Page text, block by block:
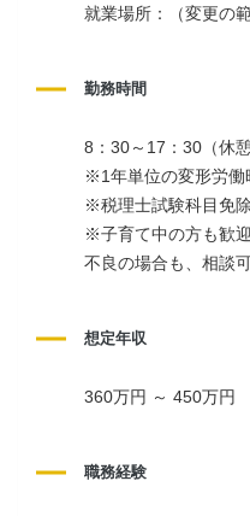
就業場所：（変更の
勤務時間
8：30～17：30（休
※1年単位の変形労働
※税理士試験科目免
※子育て中の方も歓
不良の場合も、相談
想定年収
360万円 ～ 450万円
職務経験